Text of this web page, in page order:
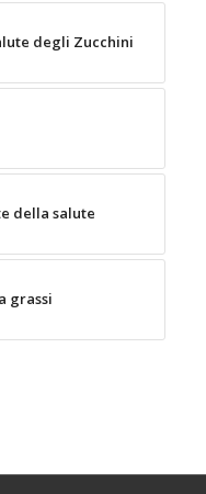
degli Zucchini
della salute
grassi